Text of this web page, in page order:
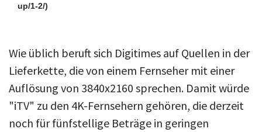
up/1-2/)
Wie üblich beruft sich Digitimes auf Quellen in der
Lieferkette, die von einem Fernseher mit einer
Auflösung von 3840x2160 sprechen. Damit würde
"iTV" zu den 4K-Fernsehern gehören, die derzeit
noch für fünfstellige Beträge in geringen